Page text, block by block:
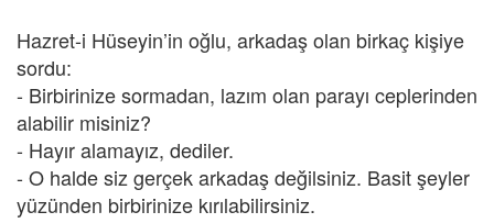
Hazret-i Hüseyin’in oğlu, arkadaş olan birkaç kişiye
sordu:
- Birbirinize sormadan, lazım olan parayı ceplerinden
alabilir misiniz?
- Hayır alamayız, dediler.
- O halde siz gerçek arkadaş değilsiniz. Basit şeyler
yüzünden birbirinize kırılabilirsiniz.